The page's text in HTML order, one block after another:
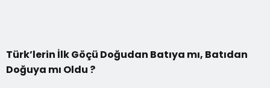
Türk’lerin İlk Göçü Doğudan Batıya mı, Batıdan
Doğuya mı Oldu ?